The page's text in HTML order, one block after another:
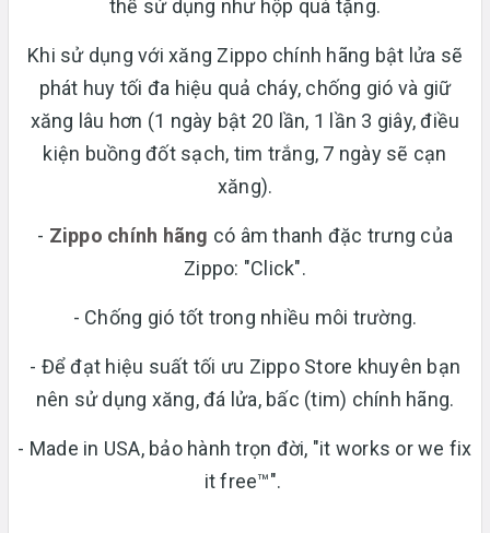
thể sử dụng như hộp quà tặng.
Khi sử dụng với xăng Zippo chính hãng bật lửa sẽ
phát huy tối đa hiệu quả cháy, chống gió và giữ
xăng lâu hơn (1 ngày bật 20 lần, 1 lần 3 giây, điều
kiện buồng đốt sạch, tim trắng, 7 ngày sẽ cạn
xăng).
- Zippo chính hãng có âm thanh đặc trưng của
Zippo: "Click".
- Chống gió tốt trong nhiều môi trường.
- Để đạt hiệu suất tối ưu Zippo Store khuyên bạn
nên sử dụng xăng, đá lửa, bấc (tim) chính hãng.
- Made in USA, bảo hành trọn đời, "it works or we fix
it free™".